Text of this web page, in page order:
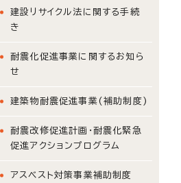
建設リサイクル法に関する手続
き
耐震化促進事業に関するお知ら
せ
建築物耐震促進事業(補助制度)
耐震改修促進計画・耐震化緊急
促進アクションプログラム
アスベスト対策事業補助制度